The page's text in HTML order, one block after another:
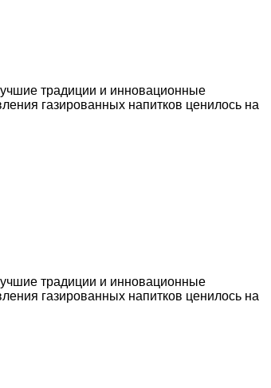
традиции и инновационные
газированных напитков ценилось на
традиции и инновационные
газированных напитков ценилось на